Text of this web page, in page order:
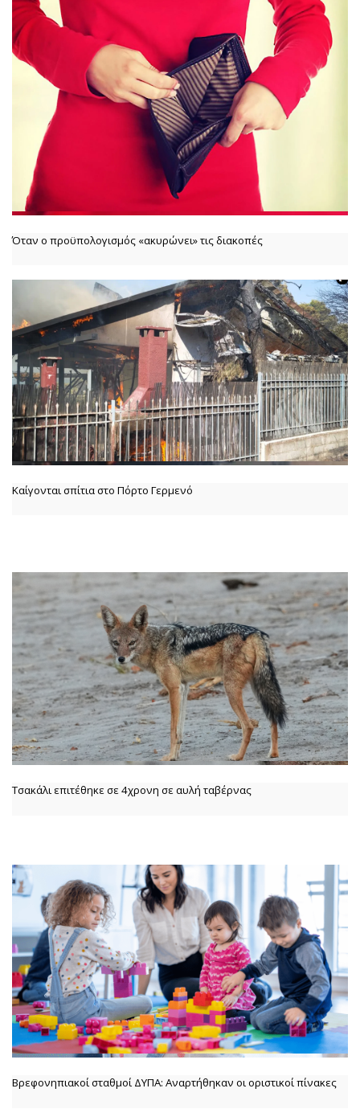
Όταν ο προϋπολογισμός «ακυρώνει» τις διακοπές
Καίγονται σπίτια στο Πόρτο Γερμενό
Τσακάλι επιτέθηκε σε 4χρονη σε αυλή ταβέρνας
Βρεφονηπιακοί σταθμοί ΔΥΠΑ: Αναρτήθηκαν οι οριστικοί πίνακες